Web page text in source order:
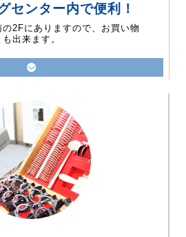
センター内で便利！
2Fにありますので、お買い物
出来ます。